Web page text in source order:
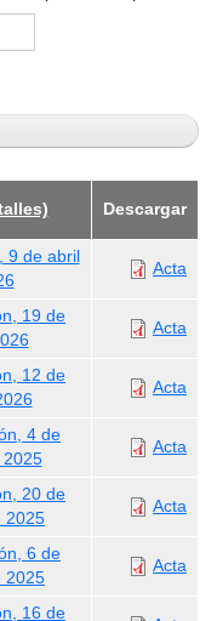
Descargar
9 de abril
Acta
19 de
Acta
12 de
Acta
4 de
Acta
20 de
2025
Acta
6 de
2025
Acta
16 de